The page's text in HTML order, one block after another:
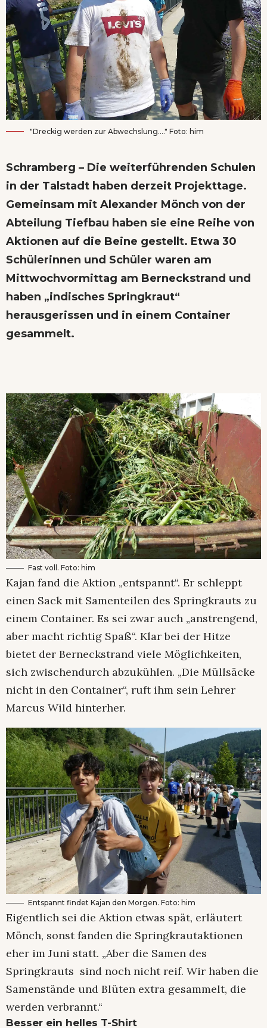
"Dreckig werden zur Abwechslung...." Foto: him
Schramberg – Die weiterführenden Schulen
in der Talstadt haben derzeit Projekttage.
Gemeinsam mit Alexander Mönch von der
Abteilung Tiefbau haben sie eine Reihe von
Aktionen auf die Beine gestellt. Etwa 30
Schülerinnen und Schüler waren am
Mittwochvormittag am Berneckstrand und
haben „indisches Springkraut“
herausgerissen und in einem Container
gesammelt.
Fast voll. Foto: him
Kajan fand die Aktion „entspannt“. Er schleppt
einen Sack mit Samenteilen des Springkrauts zu
einem Container. Es sei zwar auch „anstrengend,
aber macht richtig Spaß“. Klar bei der Hitze
bietet der Berneckstrand viele Möglichkeiten,
sich zwischendurch abzukühlen. „Die Müllsäcke
nicht in den Container“, ruft ihm sein Lehrer
Marcus Wild hinterher.
Entspannt findet Kajan den Morgen. Foto: him
Eigentlich sei die Aktion etwas spät, erläutert
Mönch, sonst fanden die Springkrautaktionen
eher im Juni statt. „Aber die Samen des
Springkrauts sind noch nicht reif. Wir haben die
Samenstände und Blüten extra gesammelt, die
werden verbrannt.“
Besser ein helles T-Shirt